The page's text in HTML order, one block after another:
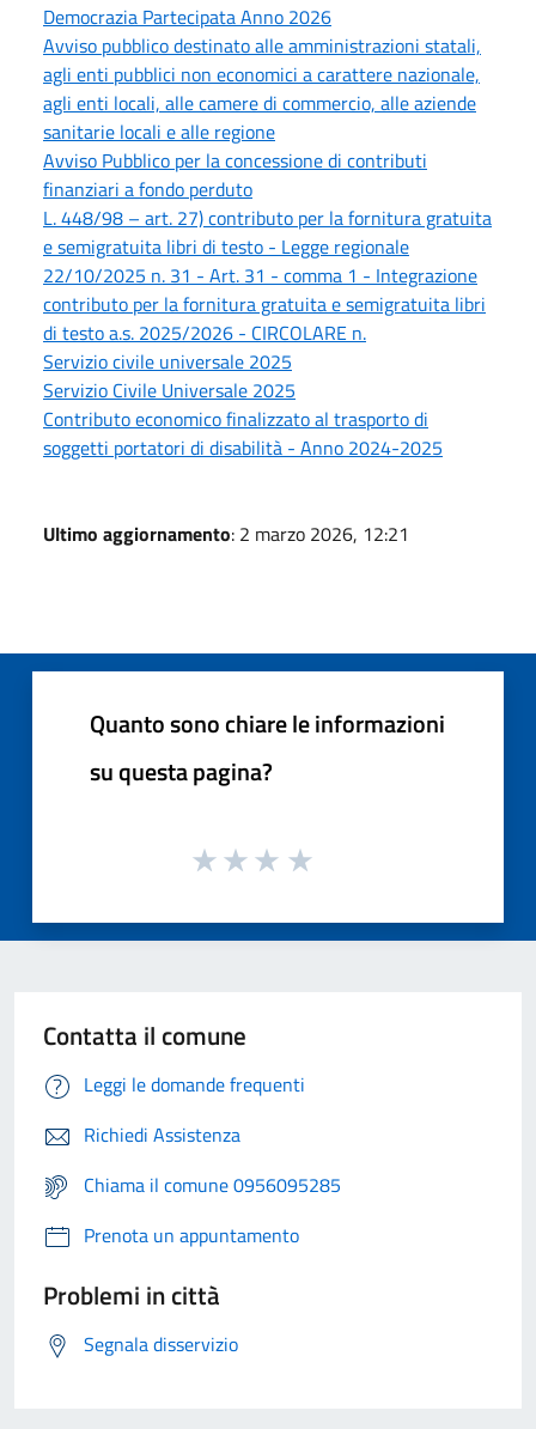
Democrazia Partecipata Anno 2026
Avviso pubblico destinato alle amministrazioni statali,
agli enti pubblici non economici a carattere nazionale,
agli enti locali, alle camere di commercio, alle aziende
sanitarie locali e alle regione
Avviso Pubblico per la concessione di contributi
finanziari a fondo perduto
L. 448/98 – art. 27) contributo per la fornitura gratuita
e semigratuita libri di testo - Legge regionale
22/10/2025 n. 31 - Art. 31 - comma 1 - Integrazione
contributo per la fornitura gratuita e semigratuita libri
di testo a.s. 2025/2026 - CIRCOLARE n.
Servizio civile universale 2025
Servizio Civile Universale 2025
Contributo economico finalizzato al trasporto di
soggetti portatori di disabilità - Anno 2024-2025
Ultimo aggiornamento: 2 marzo 2026, 12:21
Quanto sono chiare le informazioni
su questa pagina?
Contatta il comune
Leggi le domande frequenti
Richiedi Assistenza
Chiama il comune 0956095285
Prenota un appuntamento
Problemi in città
Segnala disservizio